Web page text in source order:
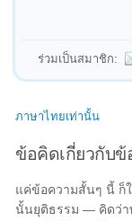
ร่วมเป็นสมาชิก:
ภาษาไทยเท่านั้น
ข้อคิดเกี่ยวกับ
แค่ข้อความสั้นๆ นี้ ก็ใ
นั้นยุติธรรม — คิดว่า